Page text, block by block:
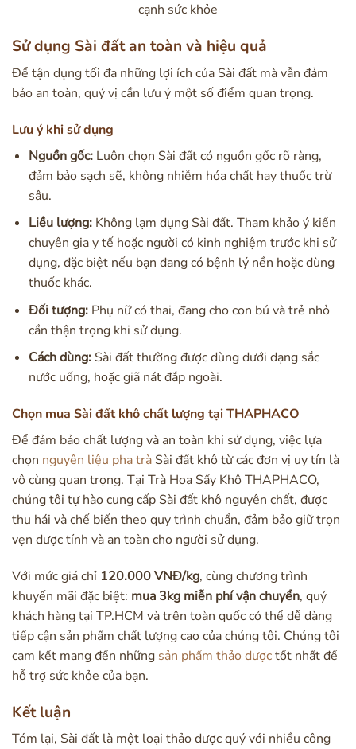
cạnh sức khỏe
Sử dụng Sài đất an toàn và hiệu quả
Để tận dụng tối đa những lợi ích của Sài đất mà vẫn đảm
bảo an toàn, quý vị cần lưu ý một số điểm quan trọng.
Lưu ý khi sử dụng
Nguồn gốc:Luôn chọn Sài đất có nguồn gốc rõ ràng,
đảm bảo sạch sẽ, không nhiễm hóa chất hay thuốc trừ
sâu.
Liều lượng:Không lạm dụng Sài đất. Tham khảo ý kiến
chuyên gia y tế hoặc người có kinh nghiệm trước khi sử
dụng, đặc biệt nếu bạn đang có bệnh lý nền hoặc dùng
thuốc khác.
Đối tượng:Phụ nữ có thai, đang cho con bú và trẻ nhỏ
cần thận trọng khi sử dụng.
Cách dùng:Sài đất thường được dùng dưới dạng sắc
nước uống, hoặc giã nát đắp ngoài.
Chọn mua Sài đất khô chất lượng tại THAPHACO
Để đảm bảo chất lượng và an toàn khi sử dụng, việc lựa
chọn nguyên liệu pha trà Sài đất khô từ các đơn vị uy tín là
vô cùng quan trọng. Tại Trà Hoa Sấy Khô THAPHACO,
chúng tôi tự hào cung cấp Sài đất khô nguyên chất, được
thu hái và chế biến theo quy trình chuẩn, đảm bảo giữ trọn
vẹn dược tính và an toàn cho người sử dụng.
Với mức giá chỉ 120.000 VNĐ/kg, cùng chương trình
khuyến mãi đặc biệt: mua 3kg miễn phí vận chuyển, quý
khách hàng tại TP.HCM và trên toàn quốc có thể dễ dàng
tiếp cận sản phẩm chất lượng cao của chúng tôi. Chúng tôi
cam kết mang đến những sản phẩm thảo dượctốt nhất để
hỗ trợ sức khỏe của bạn.
Kết luận
Tóm lại, Sài đất là một loại thảo dược quý với nhiều công